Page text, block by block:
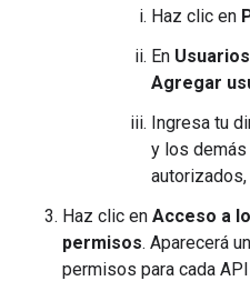
Haz clic en
En
Agregar
Ingresa tu
y los
Haz clic en Acceso a
permisos. Aparecerá
permisos para cada